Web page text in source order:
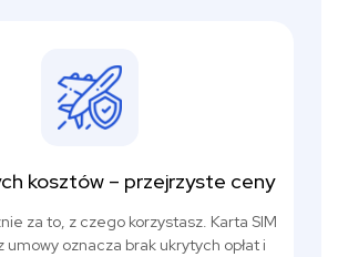
kosztów – przejrzyste ceny
za to, z czego korzystasz. Karta SIM
umowy oznacza brak ukrytych opłat i